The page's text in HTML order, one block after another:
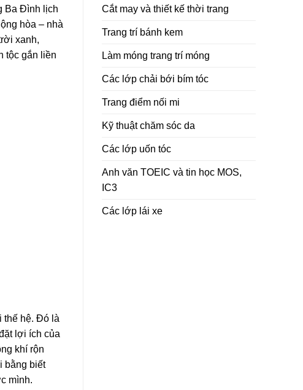
Ba Đình lịch
hòa – nhà
xanh,
tộc gắn liền
thế hệ. Đó là
lợi ích của
khí rộn
bằng biết
mình.
Cắt may và thiết kế thời trang
Trang trí bánh kem
Làm móng trang trí móng
Các lớp chải bới bím tóc
Trang điểm nối mi
Kỹ thuật chăm sóc da
Các lớp uốn tóc
Anh văn TOEIC và tin học MOS,
IC3
Các lớp lái xe